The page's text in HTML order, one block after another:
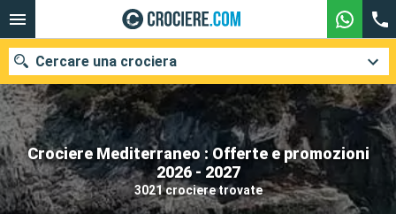
Crociere Mediterraneo : Offerte e promozioni
2026 - 2027
3021 crociere trovate
Cercare una crociera
Le nostre destinazioni
Mesi di partenza